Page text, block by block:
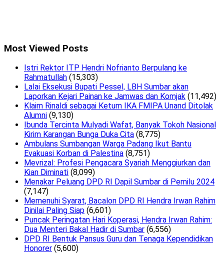
Most Viewed Posts
Istri Rektor ITP Hendri Nofrianto Berpulang ke
Rahmatullah (15,303)
Lalai Eksekusi Bupati Pessel, LBH Sumbar akan
Laporkan Kejari Painan ke Jamwas dan Komjak (11,492)
Klaim Rinaldi sebagai Ketum IKA FMIPA Unand Ditolak
Alumni (9,130)
Ibunda Tercinta Mulyadi Wafat, Banyak Tokoh Nasional
Kirim Karangan Bunga Duka Cita (8,775)
Ambulans Sumbangan Warga Padang Ikut Bantu
Evakuasi Korban di Palestina (8,751)
Mevrizal: Profesi Pengacara Syariah Menggiurkan dan
Kian Diminati (8,099)
Menakar Peluang DPD RI Dapil Sumbar di Pemilu 2024
(7,147)
Memenuhi Syarat, Bacalon DPD RI Hendra Irwan Rahim
Dinilai Paling Siap (6,601)
Puncak Peringatan Hari Koperasi, Hendra Irwan Rahim:
Dua Menteri Bakal Hadir di Sumbar (6,556)
DPD RI Bentuk Pansus Guru dan Tenaga Kependidikan
Honorer (5,600)